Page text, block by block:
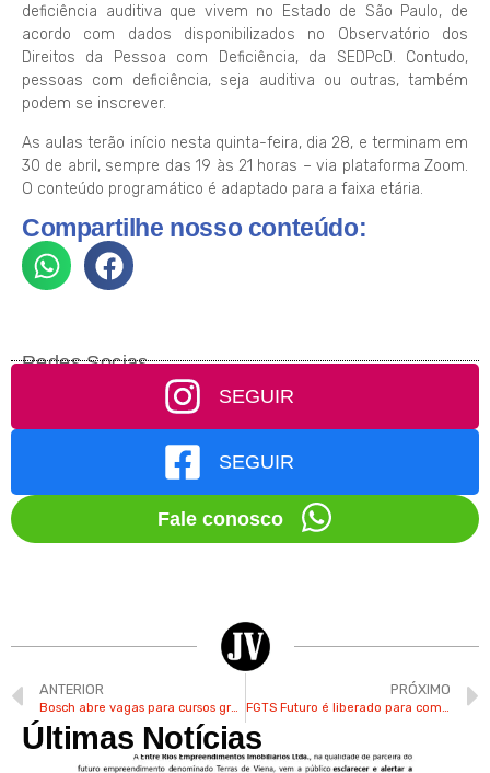
deficiência auditiva que vivem no Estado de São Paulo, de
acordo com dados disponibilizados no Observatório dos
Direitos da Pessoa com Deficiência, da SEDPcD. Contudo,
pessoas com deficiência, seja auditiva ou outras, também
podem se inscrever.
As aulas terão início nesta quinta-feira, dia 28, e terminam em
30 de abril, sempre das 19 às 21 horas – via plataforma Zoom.
O conteúdo programático é adaptado para a faixa etária.
Compartilhe nosso conteúdo:
Redes Socias
SEGUIR
SEGUIR
Fale conosco
ANTERIOR
Bosch abre vagas para cursos gratuitos com bolsa auxílio de R$ 1,4 mil em Campinas
PRÓXIMO
FGTS Futuro é liberado para compra da casa própria por famílias de baixa renda
Últimas Notícias